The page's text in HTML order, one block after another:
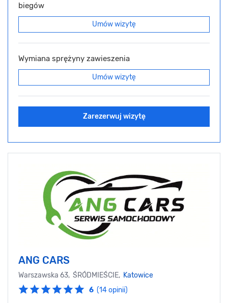
biegów
Umów wizytę
Wymiana sprężyny zawieszenia
Umów wizytę
Zarezerwuj wizytę
ANG CARS
Warszawska 63, ŚRÓDMIEŚCIE, Katowice
6 (14 opinii)